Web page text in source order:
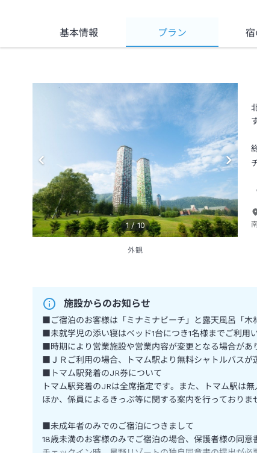
基本情報 プラン
1 /10
外観
施設からのお知らせ
■ご宿泊のお客様は「ミナミナビーチ」と露天風呂「木
■未就学児の添い寝はベッド1台につき1名様までご利
■時期により営業施設や営業内容が変更となる場合が
■ＪＲご利用の場合、トマム駅より無料シャトルバスが
■トマム駅発着のJR券について
トマム駅発着のJRは全席指定です。また、トマム駅は
ほか、係員によるきっぷ等に関する案内を行っておりま
■未成年者のみでのご宿泊につきまして
18歳未満のお客様のみでご宿泊の場合、保護者様の同